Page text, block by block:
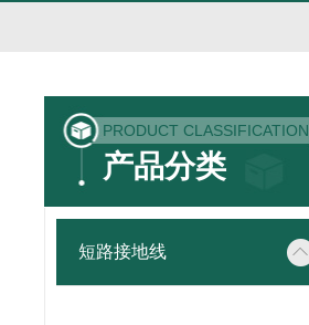
PRODUCT CLASSIFICATION
产品分类
短路接地线